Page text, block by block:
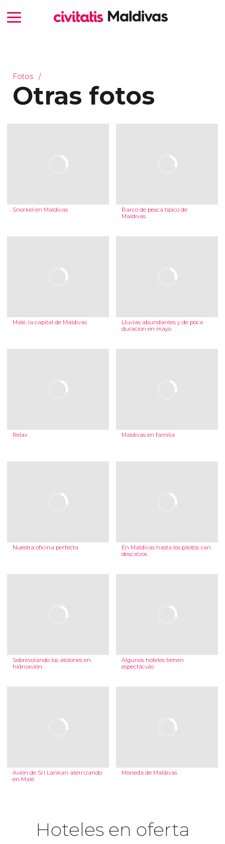
Fotos
Otras fotos
Snorkel en Maldivas
Barco de pesca típico de
Maldivas
Malé, la capital de Maldivas
Lluvias abundantes y de poca
duración en mayo
Relax Maldivas en familia
Nuestra oficina perfecta
En Maldivas hasta los pilotos van
descalzos
Sobrevolando los atolones en
hidroavión
Algunos hoteles tienen
espectáculo
Avión de Sri Lankan aterrizando
en Malé
Moneda de Maldivas
Hoteles en oferta